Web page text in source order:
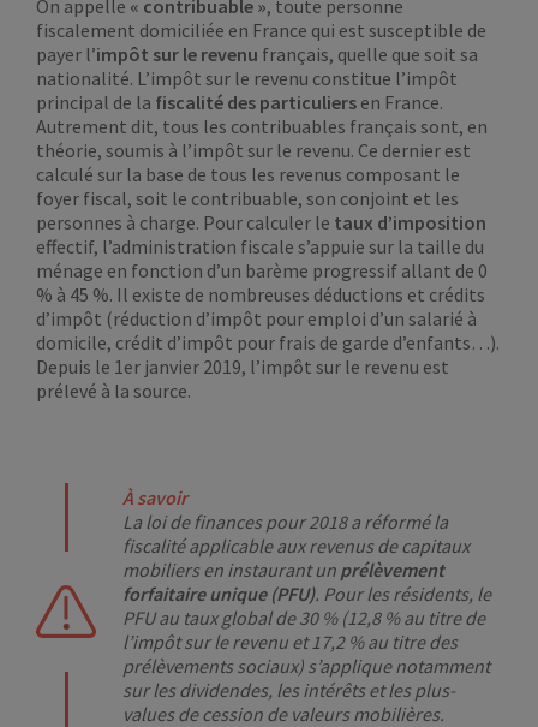
On appelle « contribuable », toute personne
fiscalement domiciliée en France qui est susceptible de
payer l’impôt sur le revenu français, quelle que soit sa
nationalité. L’impôt sur le revenu constitue l’impôt
principal de la fiscalité des particuliers en France.
Autrement dit, tous les contribuables français sont, en
théorie, soumis à l’impôt sur le revenu. Ce dernier est
calculé sur la base de tous les revenus composant le
foyer fiscal, soit le contribuable, son conjoint et les
personnes à charge. Pour calculer le taux d’imposition
effectif, l’administration fiscale s’appuie sur la taille du
ménage en fonction d’un barème progressif allant de 0
% à 45 %. Il existe de nombreuses déductions et crédits
d’impôt (réduction d’impôt pour emploi d’un salarié à
domicile, crédit d’impôt pour frais de garde d’enfants…).
Depuis le 1er janvier 2019, l’impôt sur le revenu est
prélevé à la source.
À savoir
La loi de finances pour 2018 a réformé la
fiscalité applicable aux revenus de capitaux
mobiliers en instaurant un prélèvement
forfaitaire unique (PFU). Pour les résidents, le
PFU au taux global de 30 % (12,8 % au titre de
l’impôt sur le revenu et 17,2 % au titre des
prélèvements sociaux) s’applique notamment
sur les dividendes, les intérêts et les plus-
values de cession de valeurs mobilières.